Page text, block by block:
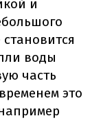
и
воды
часть
это